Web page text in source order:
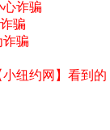
诈骗
骗
诈骗
纽约网】看到的